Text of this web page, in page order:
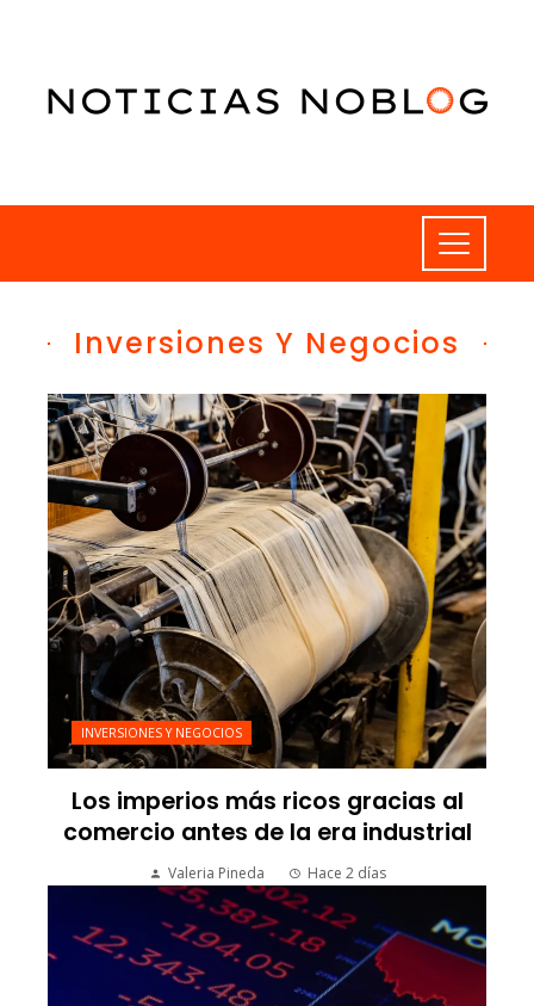
Inversiones Y Negocios
INVERSIONES Y NEGOCIOS
Los imperios más ricos gracias al
comercio antes de la era industrial
Valeria Pineda Hace 2 días